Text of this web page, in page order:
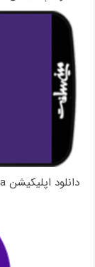
دانلود اپلیکیشن habitica